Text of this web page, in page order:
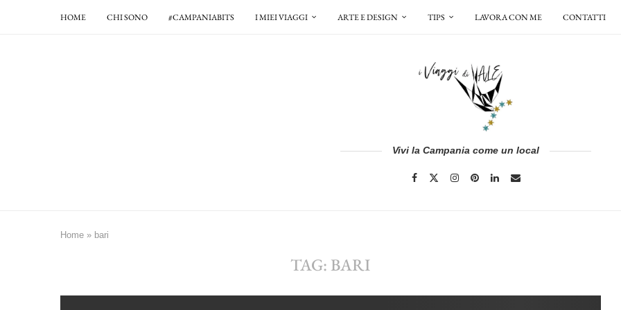
HOME CHI SONO #CAMPANIABITS I MIEI VIAGGI ARTE E DESIGN TIPS LAVORA CON ME CONTATTI
Vivi la Campania come un local
Home » bari
TAG: BARI